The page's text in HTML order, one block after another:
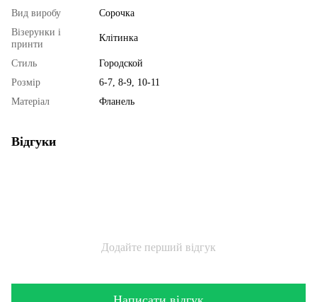
Вид виробу
Сорочка
Візерунки і
принти
Клітинка
Стиль
Городской
Розмір
6-7, 8-9, 10-11
Матеріал
Фланель
Відгуки
Додайте перший відгук